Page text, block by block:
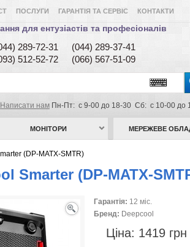
ПОСЛУГИ ГАРАНТІЯ ТА СЕРВІС КОНТАКТИ
для ентузіастів та професіоналів
289-72-31
(044) 289-37-41
512-52-72
(066) 567-51-09
Написати нам Пн-Пт: с 9-00 до 18-30 Сб: с 10-00 до
МОНІТОРИ МЕРЕЖЕВЕ
(DP-MATX-SMTR)
Smarter (DP-MATX-
Гарантія: 12 міс.
Бренд: Deepcool
Ціна: 1419 грн